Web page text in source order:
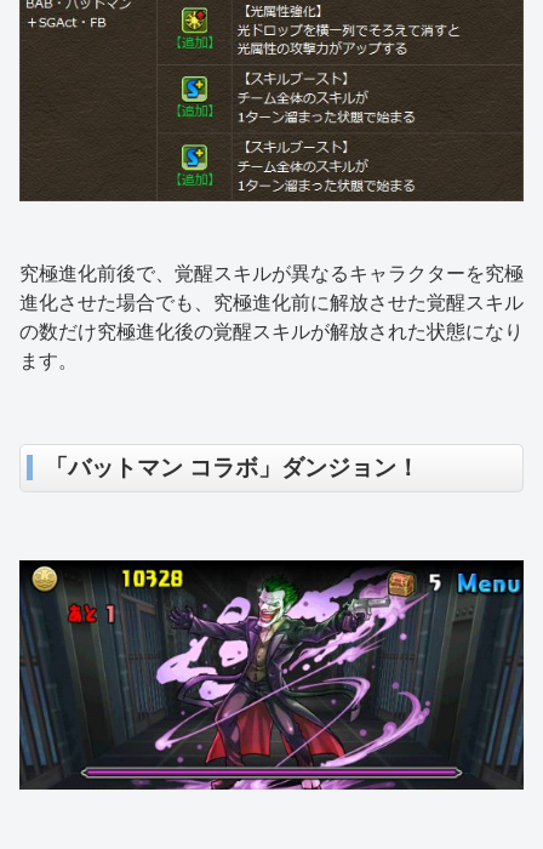
究極進化前後で、覚醒スキルが異なるキャラクターを究極
進化させた場合でも、究極進化前に解放させた覚醒スキル
の数だけ究極進化後の覚醒スキルが解放された状態になり
ます。
「バットマン コラボ」ダンジョン！